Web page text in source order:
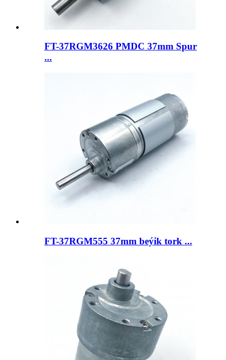
FT-37RGM3626 PMDC 37mm Spur
...
FT-37RGM555 37mm beýik tork ...